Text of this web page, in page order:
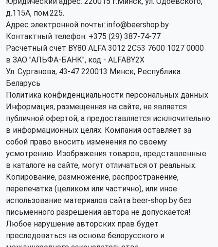
д.115А, пом.225.
Адрес электронной почты: info@beershop.by
Контактный телефон: +375 (29) 387-74-77
Расчетный счет BY80 ALFA 3012 2C53 7600 1027 0000
в ЗАО "АЛЬФА-БАНК", код - ALFABY2X
Ул. Сурганова, 43-47 220013 Минск, Республика
Беларусь
Политика конфиденциальности персональных данных
Информация, размещенная на сайте, не является
публичной офертой, а предоставляется исключительно
в информационных целях. Компания оставляет за
собой право вносить изменения по своему
усмотрению. Изображения товаров, представленные
в каталоге на сайте, могут отличаться от реальных.
Копирование, размножение, распространение,
перепечатка (целиком или частично), или иное
использование материалов сайта beer-shop.by без
письменного разрешения автора не допускается!
Любое нарушение авторских прав будет
преследоваться на основе белорусского и